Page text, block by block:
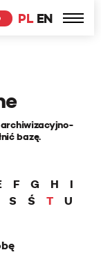
PL EN
bazę.
F G H
I
S Ś T
U